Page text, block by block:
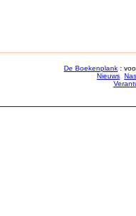
De Boekenplank :
Nieuws